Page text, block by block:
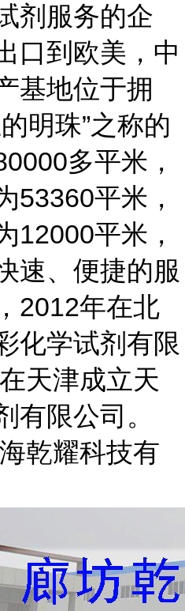
剂服务的企
口到欧美，中
基地位于拥
明珠”之称的
多平米，
53360平米，
12000平米，
速、便捷的服
2012年在北
化学试剂有限
天津成立天
有限公司。
乾耀科技有